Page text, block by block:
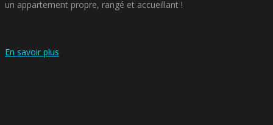
un appartement propre, rangé et accueillant !
En savoir plus